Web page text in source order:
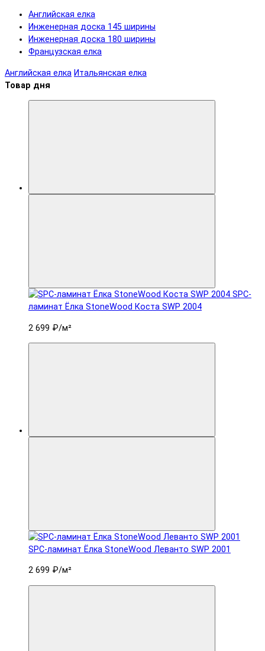
Английская елка
Инженерная доска 145 ширины
Инженерная доска 180 ширины
Французская елка
Английская елка Итальянская елка
Товар дня
SPC-
ламинат Ëлка StoneWood Коста SWP 2004
2 699 ₽/м²
SPC-ламинат Ëлка StoneWood Леванто SWP 2001
2 699 ₽/м²